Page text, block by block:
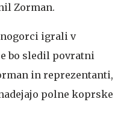
Zorman.
igrali v
bo sledil povratni
in reprezentanti,
polne koprske